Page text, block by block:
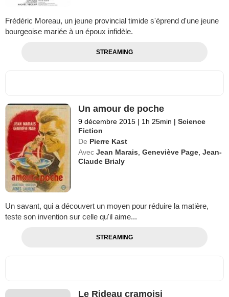
Frédéric Moreau, un jeune provincial timide s'éprend d'une jeune
bourgeoise mariée à un époux infidèle.
STREAMING
Un amour de poche
9 décembre 2015 | 1h 25min | Science
Fiction
De Pierre Kast
Avec Jean Marais ,Geneviève Page ,Jean-
Claude Brialy
Un savant, qui a découvert un moyen pour réduire la matière,
teste son invention sur celle qu'il aime...
STREAMING
Le Rideau cramoisi